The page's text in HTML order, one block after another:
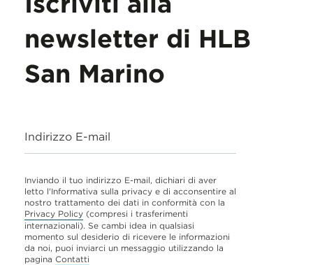
newsletter di HLB
San Marino
Indirizzo E-mail
Inviando il tuo indirizzo E-mail, dichiari di aver
letto l'Informativa sulla privacy e di acconsentire al
nostro trattamento dei dati in conformità con la
Privacy Policy (compresi i trasferimenti
internazionali). Se cambi idea in qualsiasi
momento sul desiderio di ricevere le informazioni
da noi, puoi inviarci un messaggio utilizzando la
pagina Contatti